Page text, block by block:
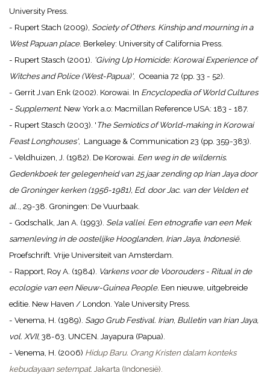
University Press.
- Rupert Stach (2009), Society of Others. Kinship and mourning in a
West Papuan place. Berkeley: University of California Press.
- Rupert Stasch (2001). 'Giving Up Homicide: Korowai Experience of
Witches and Police (West-Papua)', Oceania 72 (pp. 33 - 52).
- Gerrit J.van Enk (2002). Korowai. In Encyclopedia of World Cultures
- Supplement. New York a.o: Macmillan Reference USA: 183 - 187.
- Rupert Stasch (2003). 'The Semiotics of World-making in Korowai
Feast Longhouses', Language & Communication 23 (pp. 359-383).
- Veldhuizen, J. (1982). De Korowai. Een weg in de wildernis.
Gedenkboek ter gelegenheid van 25 jaar zending op Irian Jaya door
de Groninger kerken (1956-1981), Ed. door Jac. van der Velden et
al. ., 29-38. Groningen: De Vuurbaak.
- Godschalk, Jan A. (1993). Sela vallei. Een etnografie van een Mek
samenleving in de oostelijke Hooglanden, Irian Jaya, Indonesië.
Proefschrift. Vrije Universiteit van Amsterdam.
- Rapport, Roy A. (1984). Varkens voor de Voorouders - Ritual in de
ecologie van een Nieuw-Guinea People. Een nieuwe, uitgebreide
editie. New Haven / London. Yale University Press.
- Venema, H. (1989). Sago Grub Festival. Irian Bulletin van Irian Jaya,
vol. XVII, 38-63. UNCEN. Jayapura (Papua).
- Venema, H. (2006) Hidup Baru. Orang Kristen dalam konteks
kebudayaan setempat. Jakarta (Indonesië).